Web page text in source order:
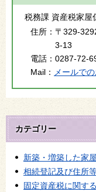
税務課 資産税家屋
住所： 〒329-
3-13
電話： 0287-72-
Mail：
メールで
カテゴリー
新築・増築した家
相続登記及び住所
固定資産税に関す